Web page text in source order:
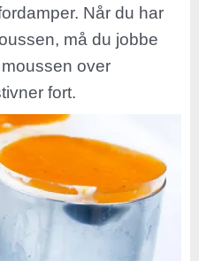
Når du har
må du jobbe
over
fort.